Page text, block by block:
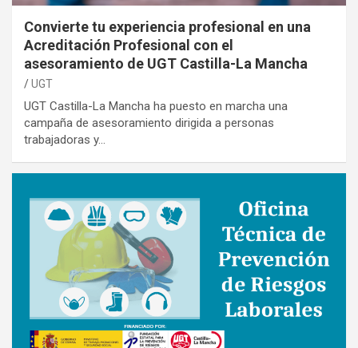
Convierte tu experiencia profesional en una
Acreditación Profesional con el
asesoramiento de UGT Castilla-La Mancha
UGT
UGT Castilla-La Mancha ha puesto en marcha una
campaña de asesoramiento dirigida a personas
trabajadoras y…